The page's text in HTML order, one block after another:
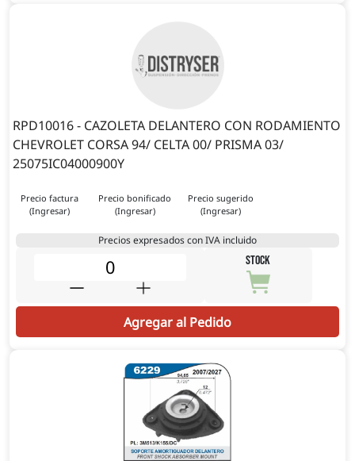
RPD10016 - CAZOLETA DELANTERO CON RODAMIENTO
CHEVROLET CORSA 94/ CELTA 00/ PRISMA 03/
25075IC04000900Y
Precio factura
(Ingresar)
Precio bonificado
(Ingresar)
Precio sugerido
(Ingresar)
Precios expresados con IVA incluido
STOCK
Agregar al Pedido